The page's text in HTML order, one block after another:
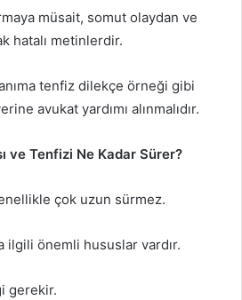
müsait, somut olaydan ve
hatalı metinlerdir.
tenfiz dilekçe örneği gibi
avukat yardımı alınmalıdır.
ve Tenfizi Ne Kadar Sürer?
çok uzun sürmez.
ilgili önemli hususlar vardır.
gerekir.